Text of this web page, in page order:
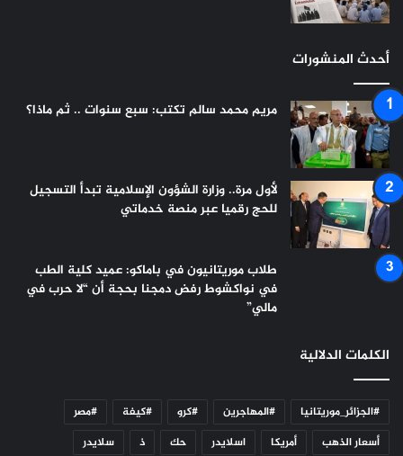
أحدث المنشورات
مريم محمد سالم تكتب: سبع سنوات .. ثم ماذا؟
لأول مرة.. وزارة الشؤون الإسلامية تبدأ التسجيل
للحج رقميا عبر منصة خدماتي
طلاب موريتانيون في باماكو: عميد كلية الطب
في نواكشوط رفض دمجنا بحجة أن “لا حرب في
مالي”
الكلمات الدلالية
#الجزائر_موريتانيا #المهاجرين #كرو #كيفة
#مصر
أسعار الذهب
أمريكا اسلايدر حك ذ سلايدر